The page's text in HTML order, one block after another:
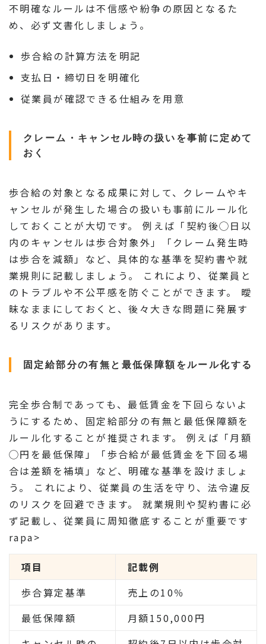
不明確なルールは不信感や紛争の原因となるた
め、必ず文書化しましょう。
歩合給の計算方法を明記
支払日・締切日を明確化
従業員が確認できる仕組みを用意
クレーム・キャンセル時の扱いを事前に定めて
おく
歩合給の対象となる成果に対して、クレームやキ
ャンセルが発生した場合の扱いも事前にルール化
しておくことが大切です。 例えば「契約後◯日以
内のキャンセルは歩合対象外」「クレーム発生時
は歩合を減額」など、具体的な基準を契約書や就
業規則に記載しましょう。 これにより、従業員と
のトラブルや不公平感を防ぐことができます。 曖
昧なままにしておくと、後々大きな問題に発展す
るリスクがあります。
固定給部分の有無と最低保障額をルール化する
完全歩合制であっても、最低賃金を下回らないよ
うにするため、固定給部分の有無と最低保障額を
ルール化することが推奨されます。 例えば「月額
◯円を最低保障」「歩合給が最低賃金を下回る場
合は差額を補填」など、明確な基準を設けましょ
う。 これにより、従業員の生活を守り、法令違反
のリスクを回避できます。 就業規則や契約書に必
ず記載し、従業員に周知徹底することが重要です
rapa>
項目
記載例
歩合算定基準
売上の10％
最低保障額
月額150,000円